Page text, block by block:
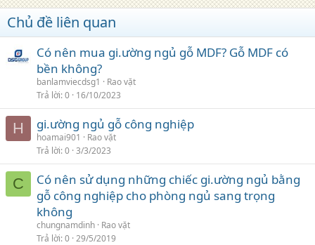
Chủ đề liên quan
Có nên mua gi.ường ngủ gỗ MDF? Gỗ MDF có
bền không?
banlamviecdsg1
Rao vặt
Trả lời 0 16/10/2023
H gi.ường ngủ gỗ công nghiệp
hoamai901
Rao vặt
Trả lời 0 3/3/2023
C
Có nên sử dụng những chiếc gi.ường ngủ bằng
gỗ công nghiệp cho phòng ngủ sang trọng
không
chungnamdinh Rao vặt
Trả lời 0 29/5/2019